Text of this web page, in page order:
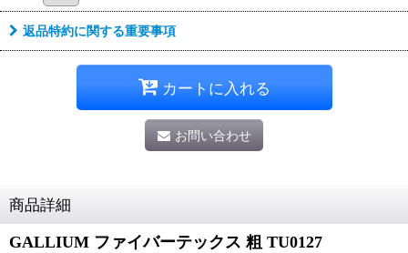
返品特約に関する重要事項
カートに入れる
お問い合わせ
商品詳細
GALLIUM ファイバーテックス 粗 TU0127